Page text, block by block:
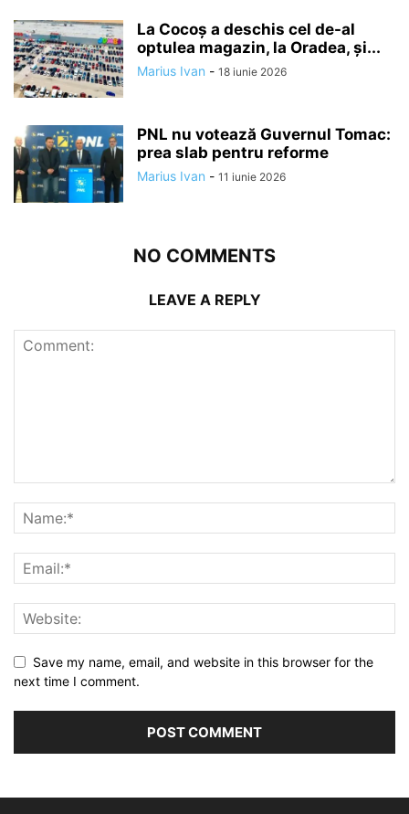
La Cocoș a deschis cel de-al
optulea magazin, la Oradea, și...
Marius Ivan - 18 iunie 2026
PNL nu votează Guvernul Tomac:
prea slab pentru reforme
Marius Ivan - 11 iunie 2026
NO COMMENTS
LEAVE A REPLY
Save my name, email, and website in this browser for the
next time I comment.